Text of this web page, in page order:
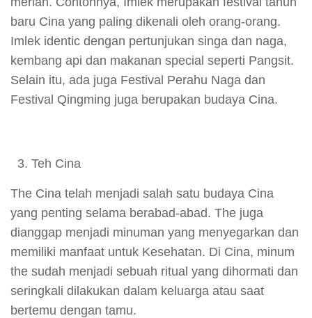
baru Cina yang paling dikenali oleh orang-orang.
Imlek identic dengan pertunjukan singa dan naga,
kembang api dan makanan special seperti Pangsit.
Selain itu, ada juga Festival Perahu Naga dan
Festival Qingming juga berupakan budaya Cina.
Teh Cina
The Cina telah menjadi salah satu budaya Cina
yang penting selama berabad-abad. The juga
dianggap menjadi minuman yang menyegarkan dan
memiliki manfaat untuk Kesehatan. Di Cina, minum
the sudah menjadi sebuah ritual yang dihormati dan
seringkali dilakukan dalam keluarga atau saat
bertemu dengan tamu.